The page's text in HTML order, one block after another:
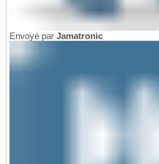
Envoyé par Jamatronic